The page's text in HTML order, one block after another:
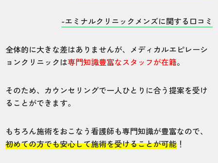
-エミナルクリニックメンズに関する口コミ
全体的に大きな差はありませんが、メディカルエピレーシ
ョンクリニックは専門知識豊富なスタッフが在籍。
そのため、カウンセリングで一人ひとりに合う提案を受け
ることができます。
もちろん施術をおこなう看護師も専門知識が豊富なので、
初めての方でも安心して施術を受けることが可能 ！